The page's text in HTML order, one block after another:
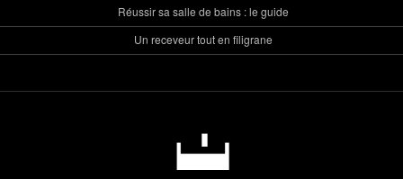
Réussir sa salle de bains : le guide
Un receveur tout en filigrane